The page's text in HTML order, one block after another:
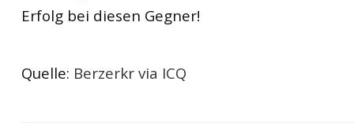
Erfolg bei diesen Gegner!
Quelle: Berzerkr via ICQ